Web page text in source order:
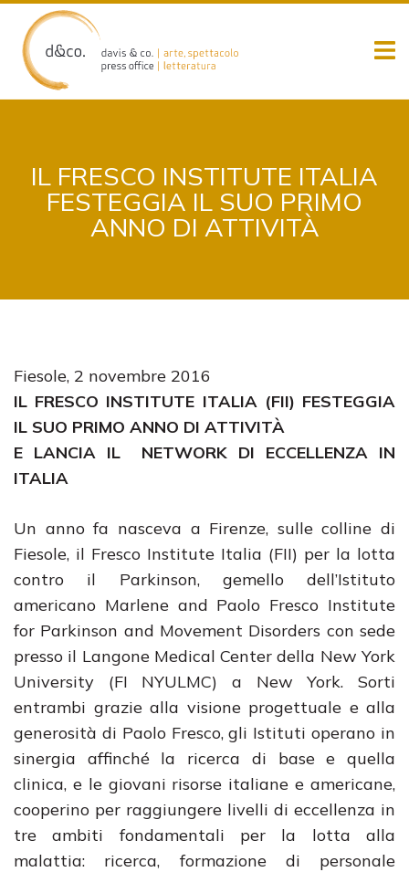
content
IL FRESCO INSTITUTE ITALIA
FESTEGGIA IL SUO PRIMO
ANNO DI ATTIVITÀ
Fiesole, 2 novembre 2016
IL FRESCO INSTITUTE ITALIA (FII) FESTEGGIA
IL SUO PRIMO ANNO DI ATTIVITÀ
E LANCIA IL NETWORK DI ECCELLENZA IN
ITALIA
Un anno fa nasceva a Firenze, sulle colline di
Fiesole, il Fresco Institute Italia (FII) per la lotta
contro il Parkinson, gemello dell’Istituto
americano Marlene and Paolo Fresco Institute
for Parkinson and Movement Disorders con sede
presso il Langone Medical Center della New York
University (FI NYULMC) a New York. Sorti
entrambi grazie alla visione progettuale e alla
generosità di Paolo Fresco, gli Istituti operano in
sinergia affinché la ricerca di base e quella
clinica, e le giovani risorse italiane e americane,
cooperino per raggiungere livelli di eccellenza in
tre ambiti fondamentali per la lotta alla
malattia: ricerca, formazione di personale